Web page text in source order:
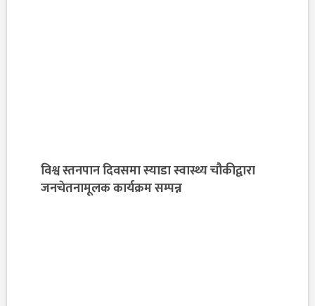
विश्व स्तनपान दिवसमा स्याडा स्वास्थ्य चौकीद्वारा
जनचेतनामूलक कार्यक्रम सम्पन्न